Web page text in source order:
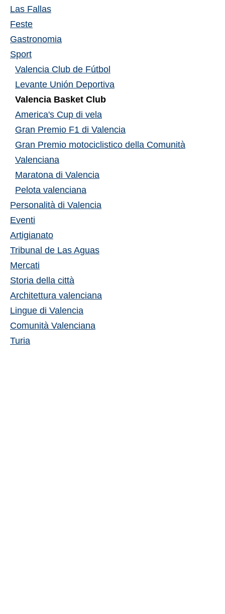
Las Fallas
Feste
Gastronomia
Sport
Valencia Club de Fútbol
Levante Unión Deportiva
Valencia Basket Club
America's Cup di vela
Gran Premio F1 di Valencia
Gran Premio motociclistico della Comunità
Valenciana
Maratona di Valencia
Pelota valenciana
Personalità di Valencia
Eventi
Artigianato
Tribunal de Las Aguas
Mercati
Storia della città
Architettura valenciana
Lingue di Valencia
Comunità Valenciana
Turia